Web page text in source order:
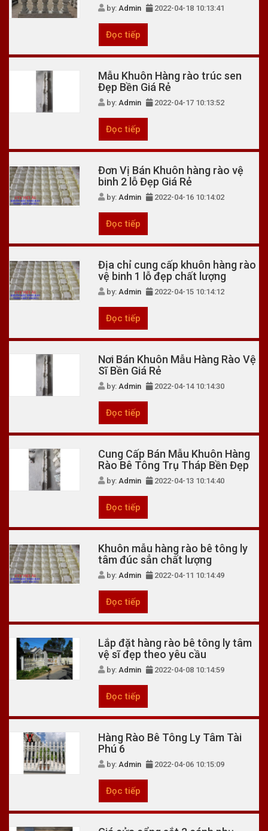
by:Admin 2022-04-18 10:13:41
Đọc tiếp
Mẫu Khuôn Hàng rào trúc sen
Đẹp Bền Giá Rẻ
by:Admin 2022-04-17 10:13:52
Đọc tiếp
Đơn Vị Bán Khuôn hàng rào vệ
binh 2 lỗ Đẹp Giá Rẻ
by:Admin 2022-04-16 10:14:02
Đọc tiếp
Địa chỉ cung cấp khuôn hàng rào
vệ binh 1 lỗ đẹp chất lượng
by:Admin 2022-04-15 10:14:12
Đọc tiếp
Nơi Bán Khuôn Mẫu Hàng Rào Vệ
Sĩ Bền Giá Rẻ
by:Admin 2022-04-14 10:14:30
Đọc tiếp
Cung Cấp Bán Mẫu Khuôn Hàng
Rào Bê Tông Trụ Tháp Bền Đẹp
by:Admin 2022-04-13 10:14:40
Đọc tiếp
Khuôn mẫu hàng rào bê tông ly
tâm đúc sẳn chất lượng
by:Admin 2022-04-11 10:14:49
Đọc tiếp
Lắp đặt hàng rào bê tông ly tâm
vệ sĩ đẹp theo yêu cầu
by:Admin 2022-04-08 10:14:59
Đọc tiếp
Hàng Rào Bê Tông Ly Tâm Tài
Phú 6
by:Admin 2022-04-06 10:15:09
Đọc tiếp